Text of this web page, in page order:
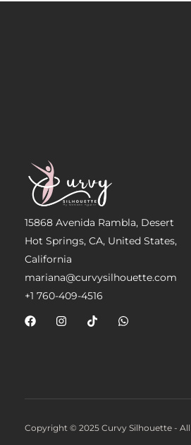
15868 Avenida Rambla, Desert
Hot Springs, CA, United States,
California
mariana@curvysilhouette.com
+1 760-409-4516
Copyright © 2025 Curvy Silhouette - All